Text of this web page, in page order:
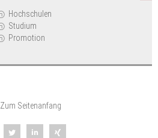
Hochschulen
Studium
Promotion
Zum Seitenanfang